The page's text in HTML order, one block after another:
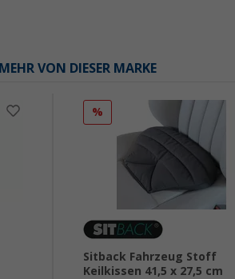
MEHR VON DIESER MARKE
%
Sitback Fahrzeug Stoff
Keilkissen 41,5 x 27,5 cm